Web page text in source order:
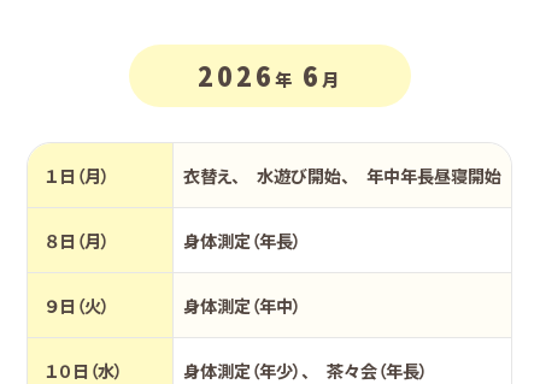
2026年 6 月
１日（月） 衣替え、 水遊び開始、 年中年長昼寝開始
８日（月） 身体測定（年長）
９日（火） 身体測定（年中）
１０日（水） 身体測定（年少）、 茶々会（年長）